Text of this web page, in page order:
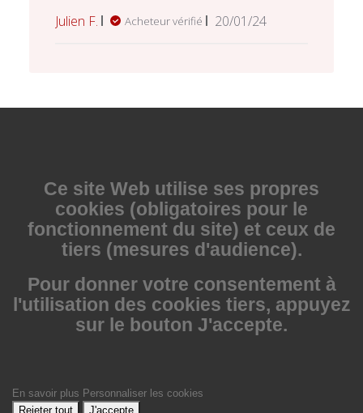
Julien F.
Acheteur vérifié
Date
20/01/24
Ce site Web utilise ses propres
cookies (obligatoires pour le
fonctionnement du site) et ceux de
tiers (mesures d'audience).
Pour donner votre consentement à
l'utilisation des cookies tiers, appuyez
sur le bouton J'accepte.
En savoir plus Personnaliser les cookies
Rejeter tout
J'accepte